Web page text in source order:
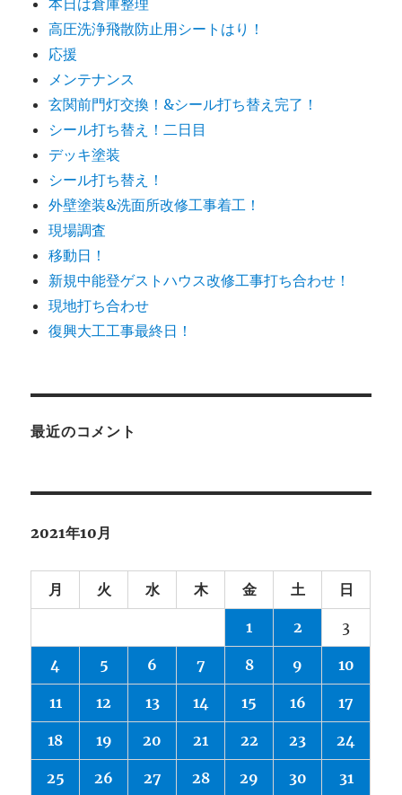
高圧洗浄飛散防止用シートはり！
応援
メンテナンス
玄関前門灯交換！&シール打ち替え完了！
シール打ち替え！二日目
デッキ塗装
シール打ち替え！
外壁塗装&洗面所改修工事着工！
現場調査
移動日！
新規中能登ゲストハウス改修工事打ち合わせ！
現地打ち合わせ
復興大工工事最終日！
最近のコメント
2021年10月
月 火 水 木 金 土 日
1 2 3
4 5 6 7 8 9 10
11 12 13 14 15 16 17
18 19 20 21 22 23 24
25 26 27 28 29 30 31